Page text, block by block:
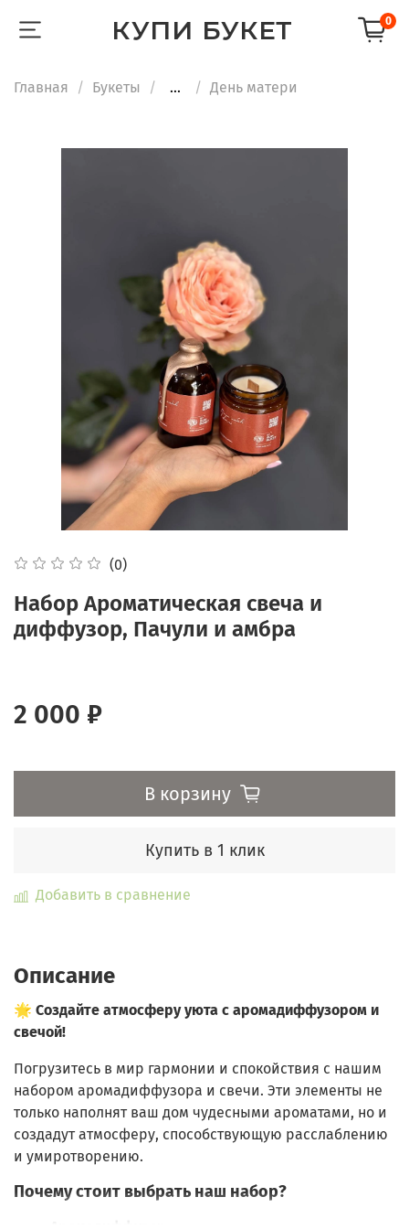
КУПИ БУКЕТ 0
Главная Букеты ... День матери
(0)
Набор Ароматическая свеча и
диффузор, Пачули и амбра
2 000 ₽
В корзину
Купить в 1 клик
Добавить в сравнение
Описание
🌟 Создайте атмосферу уюта с аромадиффузором и
свечой!
Погрузитесь в мир гармонии и спокойствия с нашим
набором аромадиффузора и свечи. Эти элементы не
только наполнят ваш дом чудесными ароматами, но и
создадут атмосферу, способствующую расслаблению
и умиротворению.
Почему стоит выбрать наш набор?